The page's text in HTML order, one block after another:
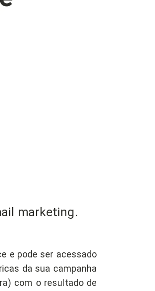
marketing.
e pode ser acessado
da sua campanha
com o resultado de